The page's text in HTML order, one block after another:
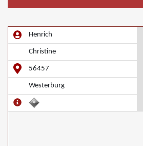
Henrich
Christine
56457
Westerburg